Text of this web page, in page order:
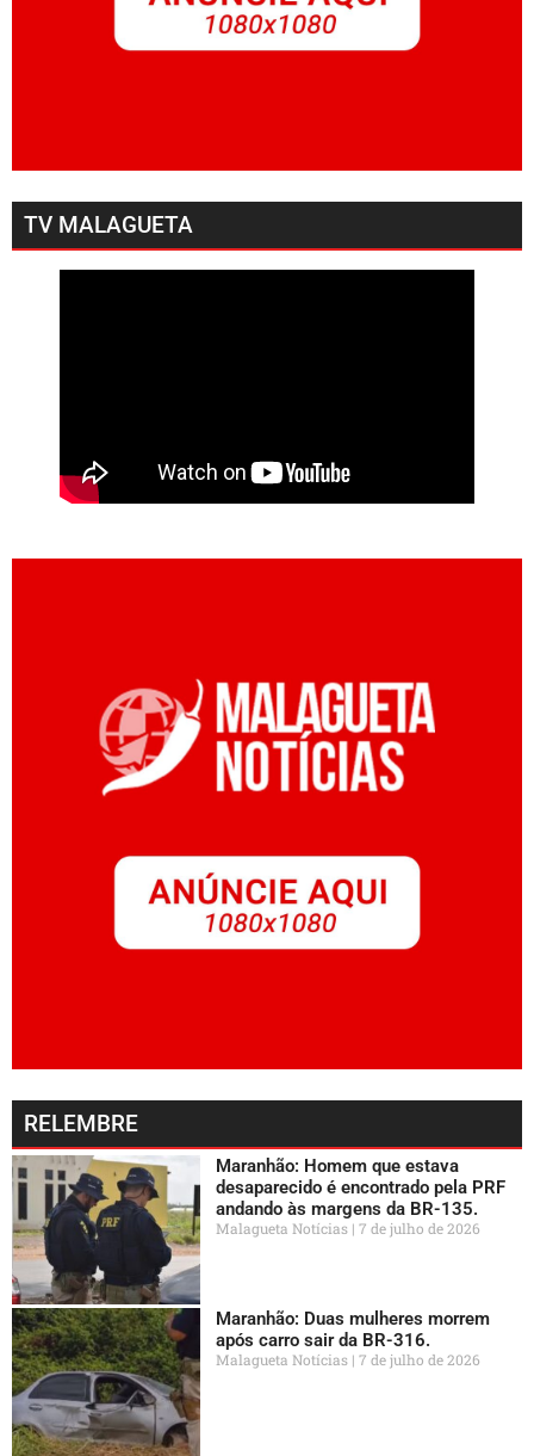
TV MALAGUETA
RELEMBRE
Maranhão: Homem que estava
desaparecido é encontrado pela PRF
andando às margens da BR-135.
Malagueta Notícias 7 de julho de 2026
Maranhão: Duas mulheres morrem
após carro sair da BR-316.
Malagueta Notícias 7 de julho de 2026